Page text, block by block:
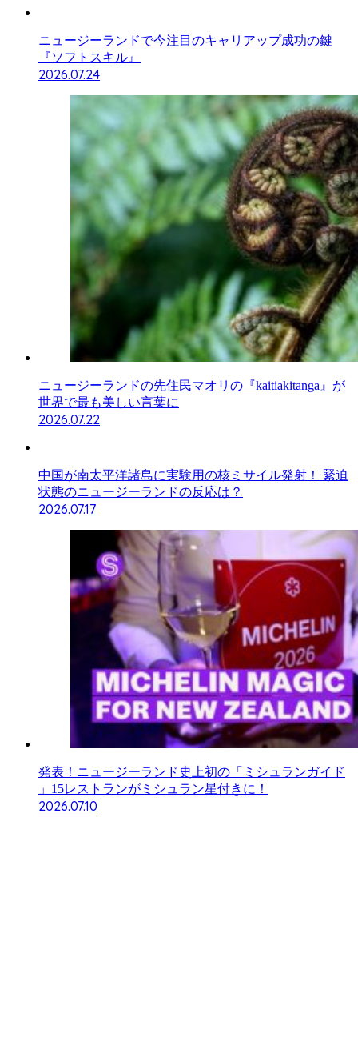
ニュージーランドで今注目のキャリアップ成功の鍵
『ソフトスキル』
2026.07.24
ニュージーランドの先住民マオリの『kaitiakitanga』が
世界で最も美しい言葉に
2026.07.22
中国が南太平洋諸島に実験用の核ミサイル発射！ 緊迫
状態のニュージーランドの反応は？
2026.07.17
発表！ニュージーランド史上初の「ミシュランガイド
」15レストランがミシュラン星付きに！
2026.07.10